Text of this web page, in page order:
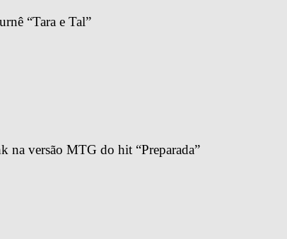
“Tara e Tal”
na versão MTG do hit “Preparada”